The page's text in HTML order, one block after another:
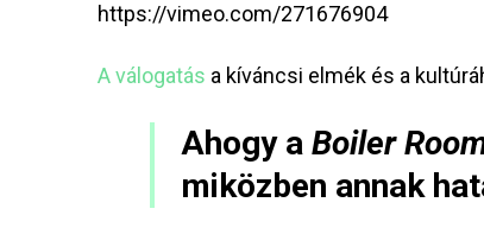
https://vimeo.com/271676904
A válogatás a kíváncsi elmék és a
Ahogy a Boiler
miközben annak